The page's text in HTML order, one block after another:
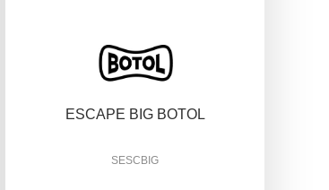
ESCAPE BIG BOTOL
SESCBIG